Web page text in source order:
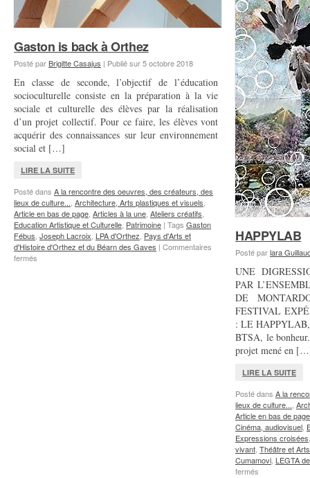
d’Orthez
Gaston is back à Orthez
Posté parBrigitte Casajus | Publié sur5 octobre 2018
En classe de seconde, l’objectif de l’éducation
socioculturelle consiste en la préparation à la vie
sociale et culturelle des élèves par la réalisation
d’un projet collectif. Pour ce faire, les élèves vont
acquérir des connaissances sur leur environnement
social et […]
LIRE LA SUITE
Posté dans A la rencontre des oeuvres, des créateurs, des
lieux de culture..., Architecture, Arts plastiques et visuels,
Article en bas de page, Articles à la une, Ateliers créatifs,
Education Artistique et Culturelle, Patrimoine | Tags Gaston
Fébus, Joseph Lacroix, LPA d'Orthez, Pays d'Arts et
d'Histoire d'Orthez et du Béarn des Gaves | Commentaires
fermés
HAPPYLAB
Posté parlara
UNE
PAR
DE
FESTIVAL
: LE HAPPYLAB,
BTSA, le
projet mené en
LIRE LA SUITE
Posté dans A la
lieux de culture...,
Article en bas de page
Cinéma, audiovisuel,
Expressions croisées
vivant, Théâtre et
Cumamovi, LEGTA
fermés